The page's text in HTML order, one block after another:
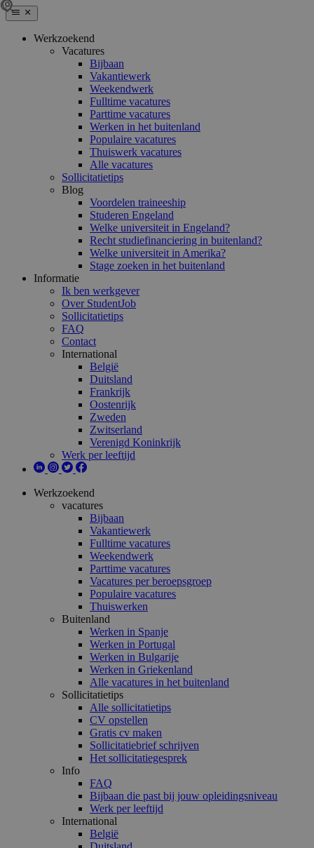
Werkzoekend
Vacatures
Bijbaan
Vakantiewerk
Weekendwerk
Fulltime vacatures
Parttime vacatures
Werken in het buitenland
Populaire vacatures
Thuiswerk vacatures
Alle vacatures
Sollicitatietips
Blog
Voordelen traineeship
Studeren Engeland
Welke universiteit in Engeland?
Recht studiefinanciering in buitenland?
Welke universiteit in Amerika?
Stage zoeken in het buitenland
Informatie
Ik ben werkgever
Over StudentJob
Sollicitatietips
FAQ
Contact
International
België
Duitsland
Frankrijk
Oostenrijk
Zweden
Zwitserland
Verenigd Koninkrijk
Werk per leeftijd
Werkzoekend
vacatures
Bijbaan
Vakantiewerk
Fulltime vacatures
Weekendwerk
Parttime vacatures
Vacatures per beroepsgroep
Populaire vacatures
Thuiswerken
Buitenland
Werken in Spanje
Werken in Portugal
Werken in Bulgarije
Werken in Griekenland
Alle vacatures in het buitenland
Sollicitatietips
Alle sollicitatietips
CV opstellen
Gratis cv maken
Sollicitatiebrief schrijven
Het sollicitatiegesprek
Info
FAQ
Bijbaan die past bij jouw opleidingsniveau
Werk per leeftijd
International
België